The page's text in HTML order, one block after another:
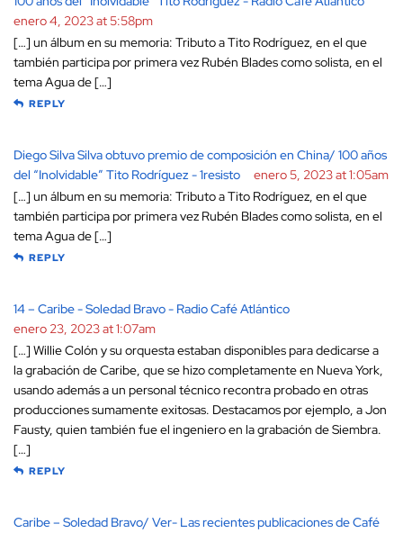
enero 4, 2023 at 5:58pm
[…] un álbum en su memoria: Tributo a Tito Rodríguez, en el que
también participa por primera vez Rubén Blades como solista, en el
tema Agua de […]
REPLY
Diego Silva Silva obtuvo premio de composición en China/ 100 años
del “Inolvidable” Tito Rodríguez - 1resisto
enero 5, 2023 at 1:05am
[…] un álbum en su memoria: Tributo a Tito Rodríguez, en el que
también participa por primera vez Rubén Blades como solista, en el
tema Agua de […]
REPLY
14 – Caribe - Soledad Bravo - Radio Café Atlántico
enero 23, 2023 at 1:07am
[…] Willie Colón y su orquesta estaban disponibles para dedicarse a
la grabación de Caribe, que se hizo completamente en Nueva York,
usando además a un personal técnico recontra probado en otras
producciones sumamente exitosas. Destacamos por ejemplo, a Jon
Fausty, quien también fue el ingeniero en la grabación de Siembra.
[…]
REPLY
Caribe – Soledad Bravo/ Ver- Las recientes publicaciones de Café